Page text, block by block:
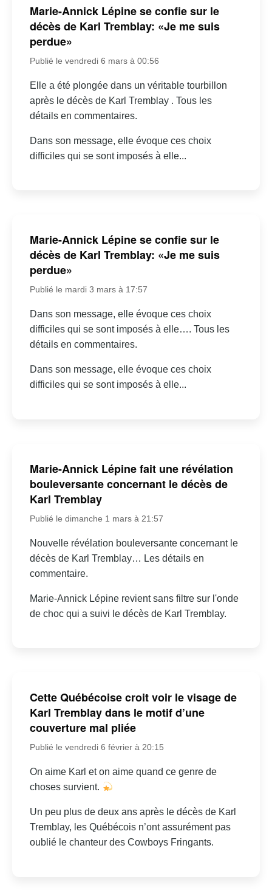
Marie-Annick Lépine se confie sur le
décès de Karl Tremblay: «Je me suis
perdue»
Publié le vendredi 6 mars à 00:56
Elle a été plongée dans un véritable tourbillon
après le décès de Karl Tremblay . Tous les
détails en commentaires.
Dans son message, elle évoque ces choix
difficiles qui se sont imposés à elle...
Marie-Annick Lépine se confie sur le
décès de Karl Tremblay: «Je me suis
perdue»
Publié le mardi 3 mars à 17:57
Dans son message, elle évoque ces choix
difficiles qui se sont imposés à elle…. Tous les
détails en commentaires.
Dans son message, elle évoque ces choix
difficiles qui se sont imposés à elle...
Marie-Annick Lépine fait une révélation
bouleversante concernant le décès de
Karl Tremblay
Publié le dimanche 1 mars à 21:57
Nouvelle révélation bouleversante concernant le
décès de Karl Tremblay… Les détails en
commentaire.
Marie-Annick Lépine revient sans filtre sur l'onde
de choc qui a suivi le décès de Karl Tremblay.
Cette Québécoise croit voir le visage de
Karl Tremblay dans le motif d’une
couverture mal pliée
Publié le vendredi 6 février à 20:15
On aime Karl et on aime quand ce genre de
choses survient.
Un peu plus de deux ans après le décès de Karl
Tremblay, les Québécois n’ont assurément pas
oublié le chanteur des Cowboys Fringants.